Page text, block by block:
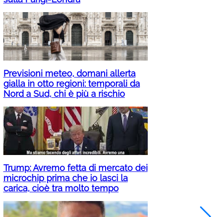
Previsioni meteo, domani allerta
gialla in otto regioni: temporali da
Nord a Sud, chi è più a rischio
Trump: Avremo fetta di mercato dei
microchip prima che io lasci la
carica, cioè tra molto tempo